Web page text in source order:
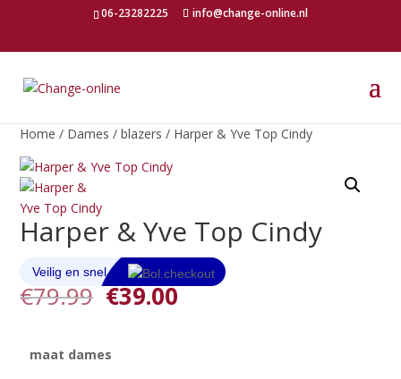
06-23282225 info@change-online.nl
Home / Dames /blazers / Harper & Yve Top Cindy
Harper & Yve Top Cindy
€79.99 Oorspronkelijke
prijs
€79.99.
€39.00Huidige
maat dames